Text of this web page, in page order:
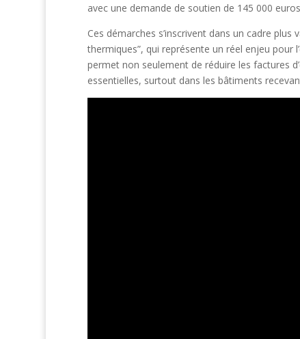
avec une demande de soutien de 145 000
Ces démarches s’inscrivent dans un cadre
thermiques”, qui représente un réel enjeu pour
permet non seulement de réduire les factures
essentielles, surtout dans les bâtiments